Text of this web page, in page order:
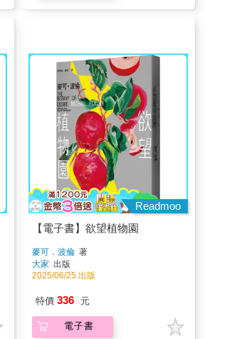
Readmoo
【電子書】欲望植物園
麥可．波倫著
大家 出版
2025/06/25 出版
特價 336 元
電子書